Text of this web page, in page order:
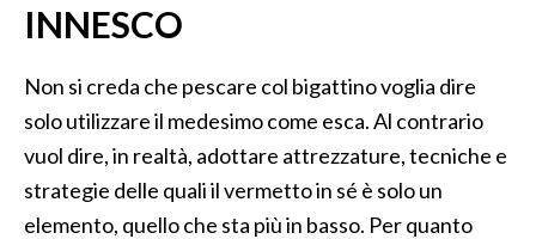
INNESCO
Non si creda che pescare col bigattino voglia dire
solo utilizzare il medesimo come esca. Al contrario
vuol dire, in realtà, adottare attrezzature, tecniche e
strategie delle quali il vermetto in sé è solo un
elemento, quello che sta più in basso. Per quanto